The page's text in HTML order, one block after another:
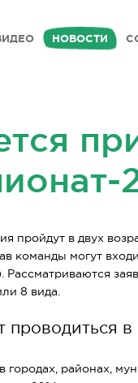
НОВОСТИ
пройдут в двух
команды могут
Рассматриваются
8 вида.
проводиться в
городах, районах,